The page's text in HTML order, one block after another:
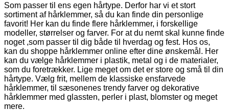
Som passer til ens egen hårtype. Derfor har vi et stort
sortiment af hårklemmer, så du kan finde din personlige
favorit! Her kan du finde flere hårklemmer, i forskellige
modeller, størrelser og farver. For at du nemt skal kunne finde
noget ,som passer til dig både til hverdag og fest. Hos os,
kan du shoppe hårklemmer online efter dine ønskemål. Her
kan du vælge hårklemmer i plastik, metal og i de materialer,
som du foretrækker. Lige meget om det er store og små til din
hårtype. Vælg frit, mellem de klassiske ensfarvede
hårklemmer, til sæsonenes trendy farver og dekorative
hårklemmer med glassten, perler i plast, blomster og meget
mere.